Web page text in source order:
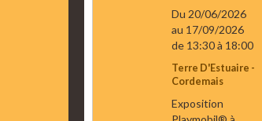
Du 20/06/2026
au 17/09/2026
de 13:30à 18:00
Terre D'Estuaire -
Cordemais
Exposition